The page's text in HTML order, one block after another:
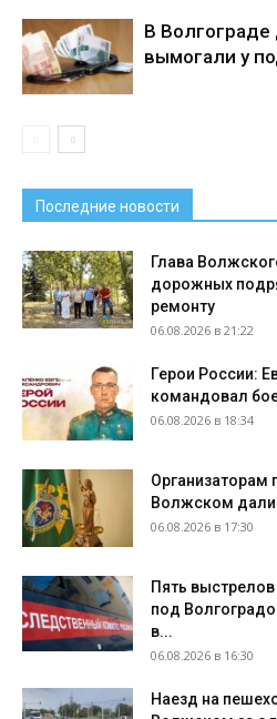
В
вымогали у
Последние новости
Глава
дорожных
ремонту
06.08.2026 в 21:22
Герои России:
командовал
06.08.2026 в 18:34
Организаторам
Волжском дали
06.08.2026 в 17:30
Пять выстрелов
под
в...
06.08.2026 в 16:30
Наезд на